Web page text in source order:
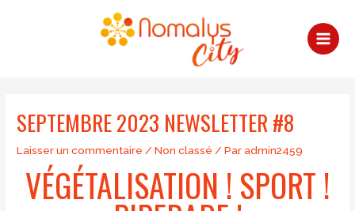
SEPTEMBRE 2023 NEWSLETTER #8
Laisser un commentaire /Non classé / Paradmin2459
VÉGÉTALISATION ! SPORT !